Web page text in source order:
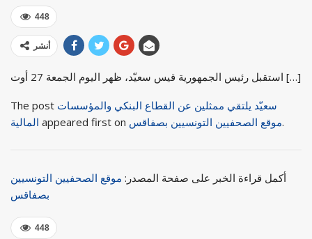
448
أنشر
استقبل رئيس الجمهورية قيس سعيّد، ظهر اليوم الجمعة 27 أوت […]
The post سعيّد يلتقي ممثلين عن القطاع البنكي والمؤسسات
المالية appeared first on موقع الصحفيين التونسيين بصفاقس.
أكمل قراءة الخبر على صفحة المصدر: موقع الصحفيين التونسيين
بصفاقس
448